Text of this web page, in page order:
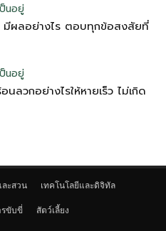
นอยู่
ผลอย่างไร ตอบทุกข้อสงสัยที่
นอยู่
ลวกอย่างไรให้หายเร็ว ไม่เกิด
ะสวน เทคโนโลยีและดิจิทัล
ขับขี่ สัตว์เลี้ยง